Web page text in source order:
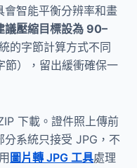
會智能平衡分辨率和畫
議壓縮目標設為 90–
的字節計算方式不同
節），留出緩衝確保一
下載。證件照上傳前
系統只接受 JPG，不
圖片轉 JPG 工具處理